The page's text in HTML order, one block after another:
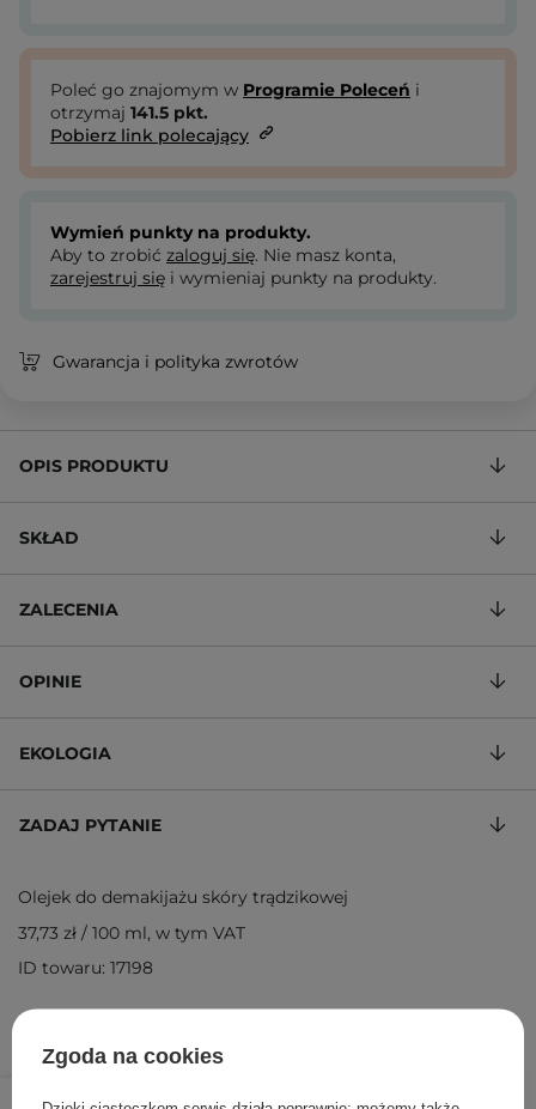
56,60 zł 62,90 zł szt.
Poleć go znajomym w Programie Poleceń i
otrzymaj 141.5 pkt.
Pobierz link polecający
Wymień punkty na produkty.
Aby to zrobić zaloguj się. Nie masz konta,
zarejestruj się i wymieniaj punkty na produkty.
Gwarancja i polityka zwrotów
OPIS PRODUKTU
SKŁAD
ZALECENIA
OPINIE
EKOLOGIA
ZADAJ PYTANIE
Olejek do demakijażu skóry trądzikowej
37,73 zł / 100 ml, w tym VAT
ID towaru: 17198
Zgoda na cookies